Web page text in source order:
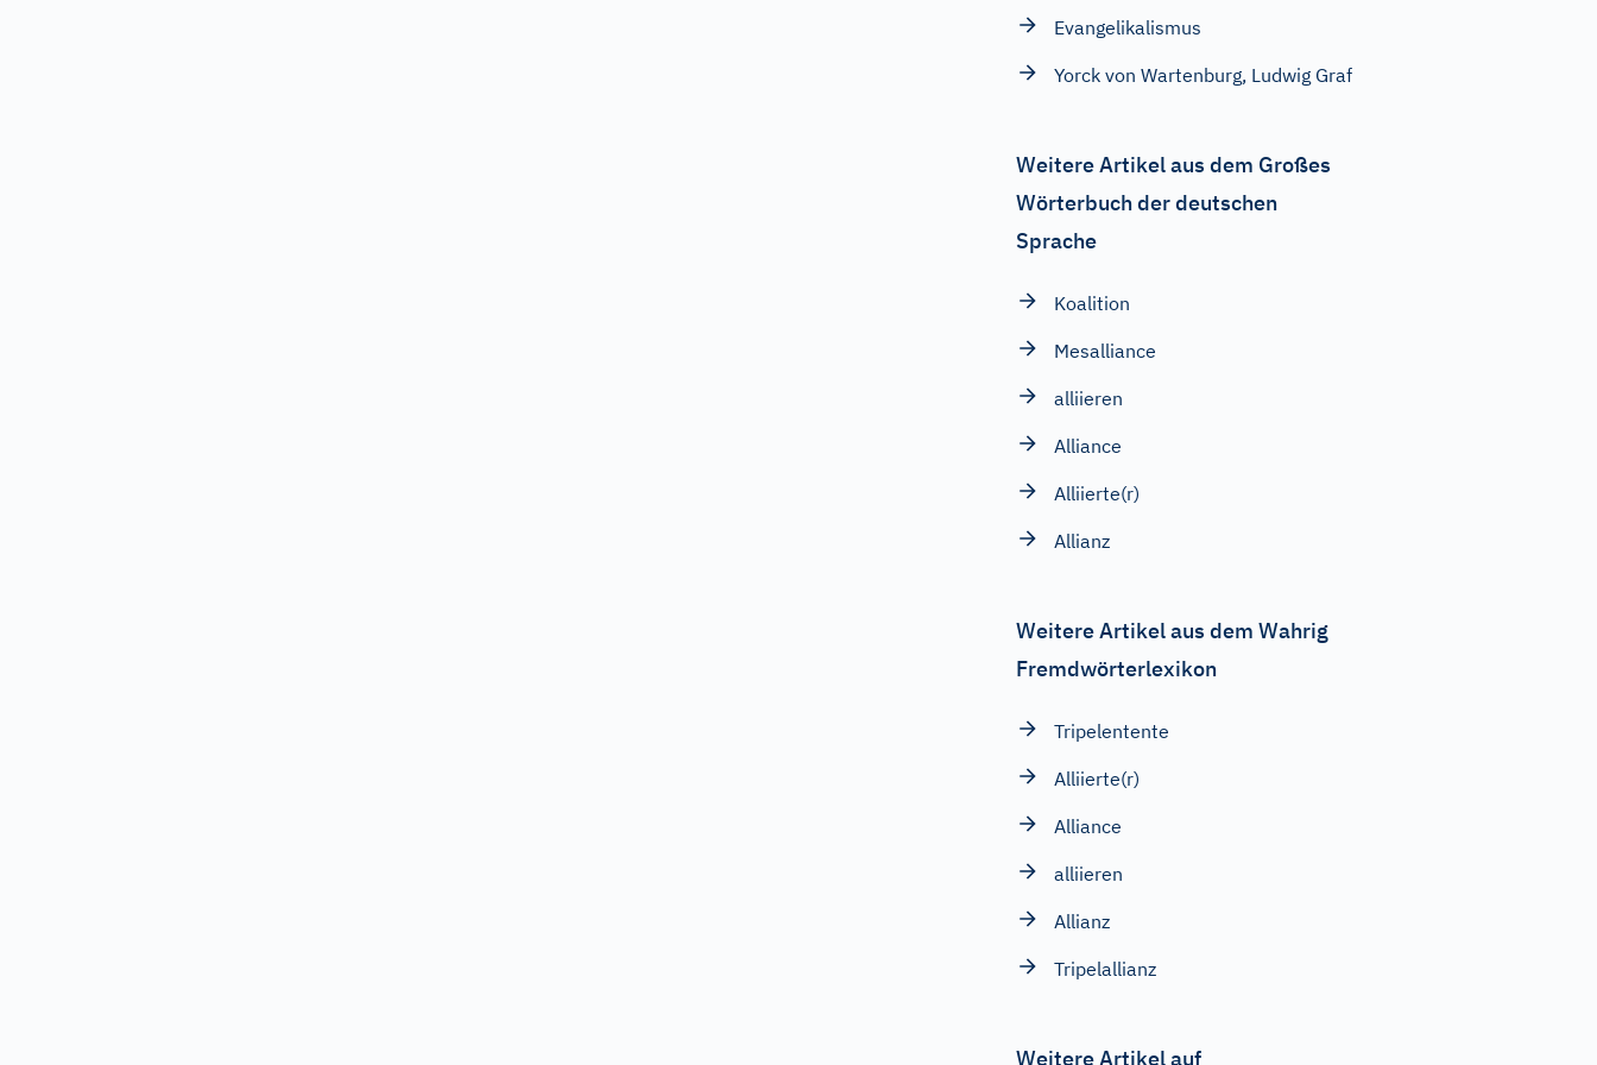
Evangelikalismus
Yorck von Wartenburg, Ludwig Graf
Weitere Artikel aus dem Großes
Wörterbuch der deutschen
Sprache
Koalition
Mesalliance
alliieren
Alliance
Alliierte(r)
Allianz
Weitere Artikel aus dem Wahrig
Fremdwörterlexikon
Tripelentente
Alliierte(r)
Alliance
alliieren
Allianz
Tripelallianz
Weitere Artikel auf